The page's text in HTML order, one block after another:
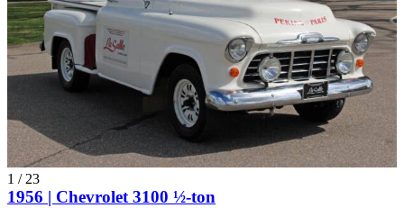
1 / 23
1956 | Chevrolet 3100 ½-ton